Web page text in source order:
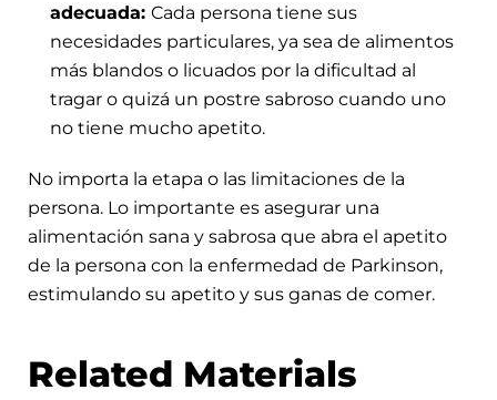
adecuada: Cada persona tiene sus
necesidades particulares, ya sea de alimentos
más blandos o licuados por la dificultad al
tragar o quizá un postre sabroso cuando uno
no tiene mucho apetito.
No importa la etapa o las limitaciones de la
persona. Lo importante es asegurar una
alimentación sana y sabrosa que abra el apetito
de la persona con la enfermedad de Parkinson,
estimulando su apetito y sus ganas de comer.
Related Materials